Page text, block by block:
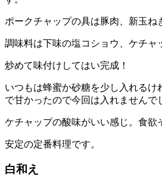
ポークチャップの具は豚肉、新玉ね
調味料は下味の塩コショウ、ケチャ
炒めて味付けしてはい完成！
いつもは蜂蜜か砂糖を少し入れるけ
で甘かったので今回は入れませんで
ケチャップの酸味がいい感じ。食欲
安定の定番料理です。
白和え